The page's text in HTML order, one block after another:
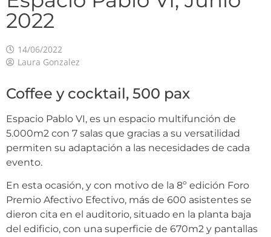
2022
14/06/2022
Laura Gonzalez
Coffee y cocktail, 500 pax
Espacio Pablo VI, es un espacio multifunción de
5.000m2 con 7 salas que gracias a su versatilidad
permiten su adaptación a las necesidades de cada
evento.
En esta ocasión, y con motivo de la 8º edición Foro
Premio Afectivo Efectivo, más de 600 asistentes se
dieron cita en el auditorio, situado en la planta baja
del edificio, con una superficie de 670m2 y pantallas